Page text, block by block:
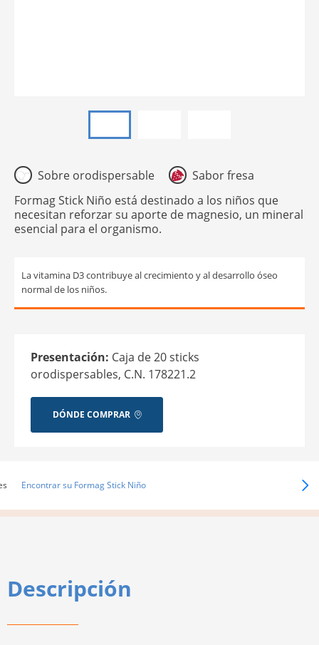
Sobre orodispersable
Sabor fresa
Formag Stick Niño está destinado a los niños que
necesitan reforzar su aporte de magnesio, un mineral
esencial para el organismo.
La vitamina D3 contribuye al crecimiento y al desarrollo óseo
normal de los niños.
Presentación: Caja de 20 sticks
orodispersables, C.N. 178221.2
DÓNDE COMPRAR
Encontrar su Formag Stick Niño
Descripción